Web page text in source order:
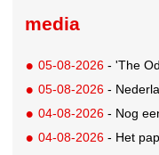
media
05-08-2026 - 'The
05-08-2026 - Nederlander
04-08-2026 - Nog een
04-08-2026 - Het